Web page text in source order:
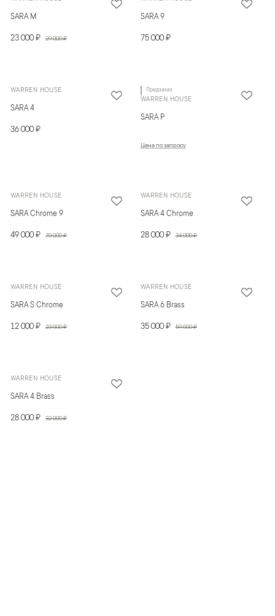
SARA M
23 000 ₽ 29 000 ₽
SARA 9
75 000 ₽
WARREN HOUSE
SARA 4
36 000 ₽
Предзаказ
WARREN HOUSE
SARA P
Цена по запросу
WARREN HOUSE
SARA Chrome 9
49 000 ₽ 70 000 ₽
WARREN HOUSE
SARA 4 Chrome
28 000 ₽ 34 000 ₽
WARREN HOUSE
SARA S Chrome
12 000 ₽ 23 000 ₽
WARREN HOUSE
SARA 6 Brass
35 000 ₽ 59 000 ₽
WARREN HOUSE
SARA 4 Brass
28 000 ₽ 32 000 ₽